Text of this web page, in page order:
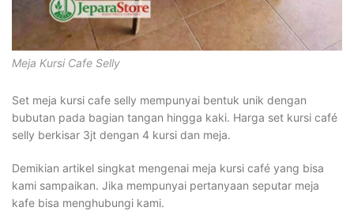
Meja Kursi Cafe Selly
Set meja kursi cafe selly mempunyai bentuk unik dengan
bubutan pada bagian tangan hingga kaki. Harga set kursi café
selly berkisar 3jt dengan 4 kursi dan meja.
Demikian artikel singkat mengenai meja kursi café yang bisa
kami sampaikan. Jika mempunyai pertanyaan seputar meja
kafe bisa menghubungi kami.